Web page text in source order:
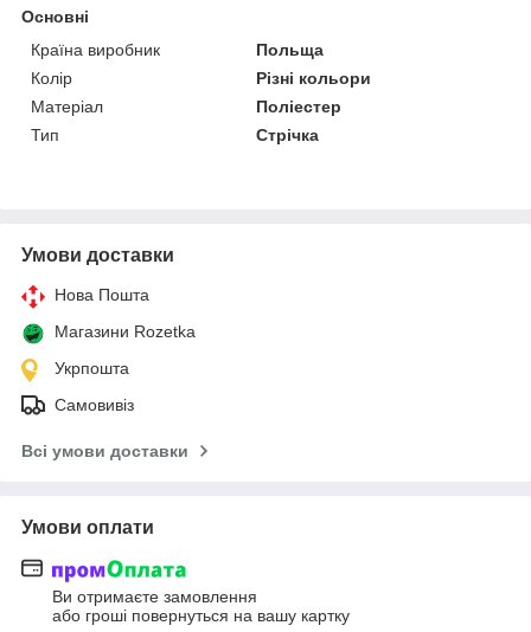
Основні
Країна виробник
Польща
Колір
Різні кольори
Матеріал
Поліестер
Тип
Стрічка
Умови доставки
Нова Пошта
Магазини Rozetka
Укрпошта
Самовивіз
Всі умови доставки
Умови оплати
Ви отримаєте замовлення
або гроші повернуться на вашу картку